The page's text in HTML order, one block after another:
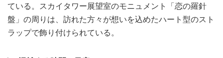
ている。スカイタワー展望室のモニュメント「恋の羅針
盤」の周りは、訪れた方々が想いを込めたハート型のスト
ラップで飾り付けられている。